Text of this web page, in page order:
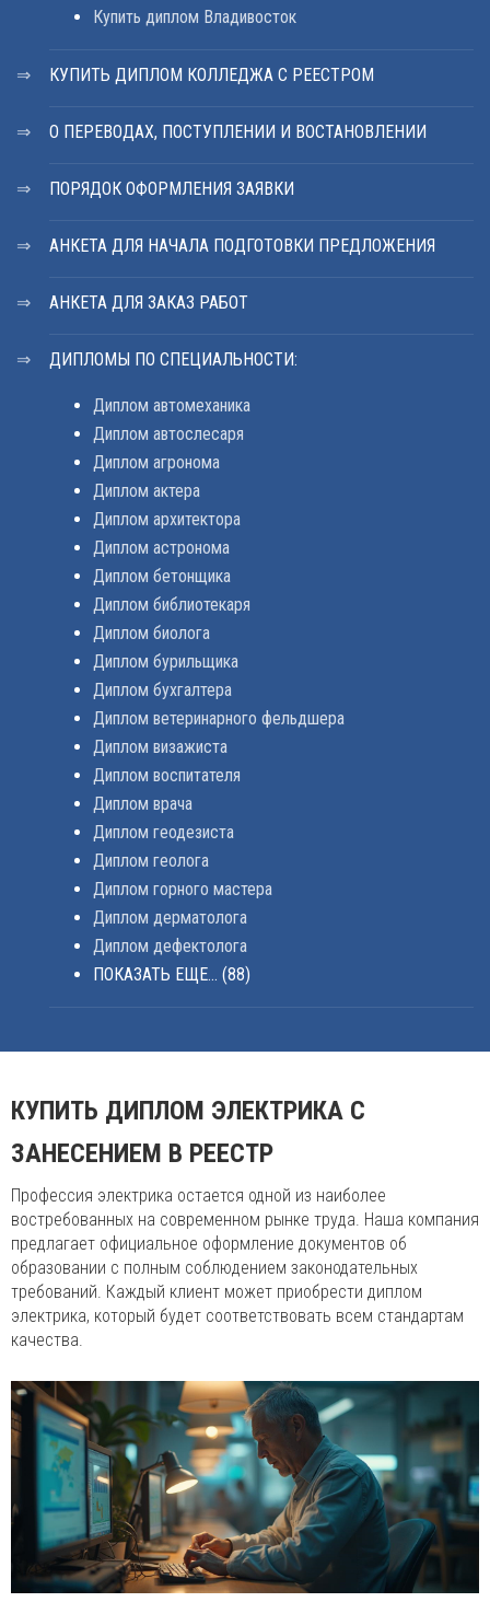
Купить диплом Владивосток
КУПИТЬ ДИПЛОМ КОЛЛЕДЖА С РЕЕСТРОМ
О ПЕРЕВОДАХ, ПОСТУПЛЕНИИ И ВОСТАНОВЛЕНИИ
ПОРЯДОК ОФОРМЛЕНИЯ ЗАЯВКИ
АНКЕТА ДЛЯ НАЧАЛА ПОДГОТОВКИ ПРЕДЛОЖЕНИЯ
АНКЕТА ДЛЯ ЗАКАЗ РАБОТ
ДИПЛОМЫ ПО СПЕЦИАЛЬНОСТИ:
Диплом автомеханика
Диплом автослесаря
Диплом агронома
Диплом актера
Диплом архитектора
Диплом астронома
Диплом бетонщика
Диплом библиотекаря
Диплом биолога
Диплом бурильщика
Диплом бухгалтера
Диплом ветеринарного фельдшера
Диплом визажиста
Диплом воспитателя
Диплом врача
Диплом геодезиста
Диплом геолога
Диплом горного мастера
Диплом дерматолога
Диплом дефектолога
ПОКАЗАТЬ ЕЩЕ... (88)
КУПИТЬ ДИПЛОМ ЭЛЕКТРИКА С
ЗАНЕСЕНИЕМ В РЕЕСТР
Профессия электрика остается одной из наиболее
востребованных на современном рынке труда. Наша компания
предлагает официальное оформление документов об
образовании с полным соблюдением законодательных
требований. Каждый клиент может приобрести диплом
электрика, который будет соответствовать всем стандартам
качества.